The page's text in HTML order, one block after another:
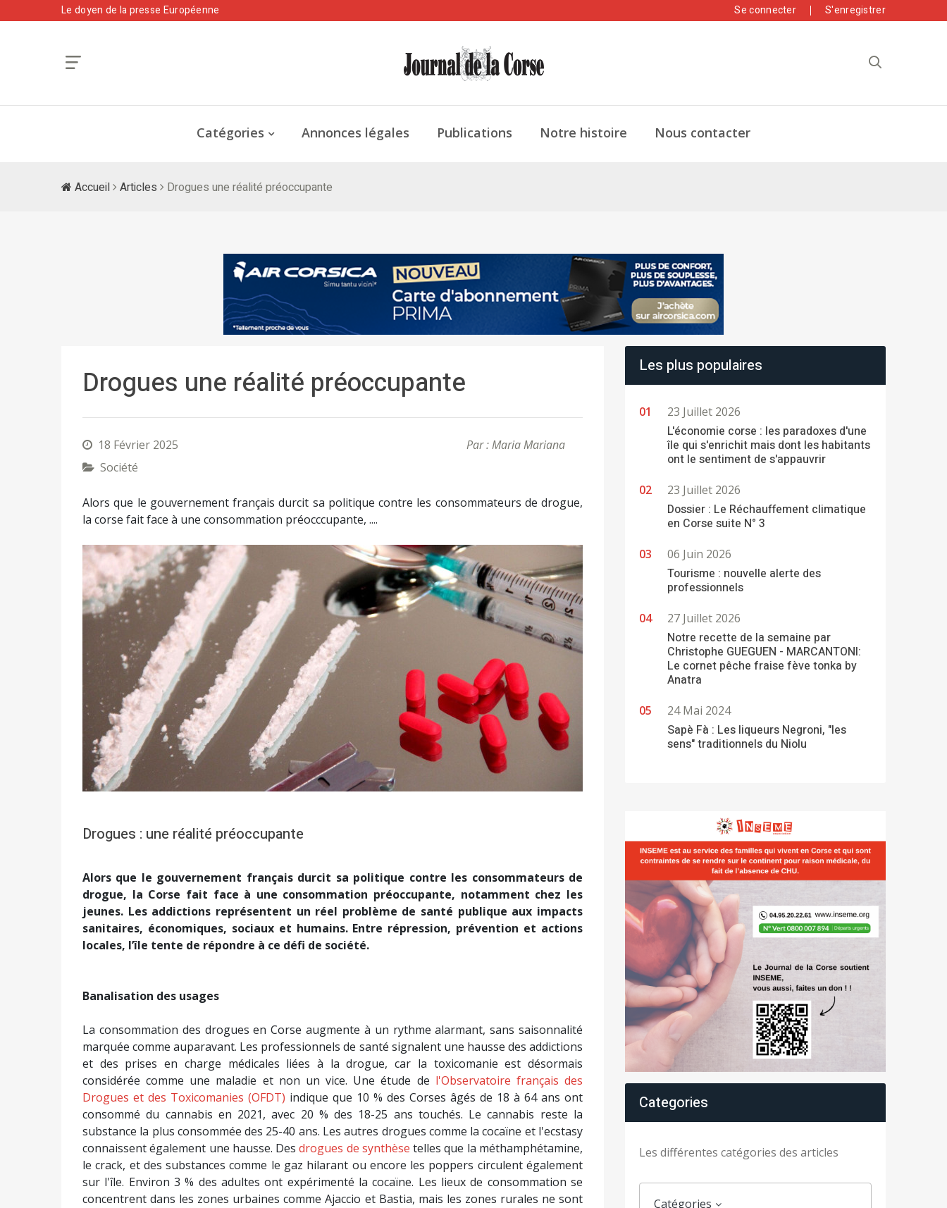
Le doyen de la presse Européenne Se connecter S'enregistrer
Catégories Annonces légales Publications Notre histoire Nous contacter
Accueil Articles Drogues une réalité préoccupante
Drogues une réalité préoccupante
18 Février 2025
Par : Maria Mariana
Société
Alors que le gouvernement français durcit sa politique contre les consommateurs de drogue,
la corse fait face à une consommation préocccupante, ....
Drogues : une réalité préoccupante
Alors que le gouvernement français durcit sa politique contre les consommateurs de
drogue, la Corse fait face à une consommation préoccupante, notamment chez les
jeunes. Les addictions représentent un réel problème de santé publique aux impacts
sanitaires, économiques, sociaux et humains. Entre répression, prévention et actions
locales, l’île tente de répondre à ce défi de société.
Banalisation des usages
La consommation des drogues en Corse augmente à un rythme alarmant, sans saisonnalité
marquée comme auparavant. Les professionnels de santé signalent une hausse des addictions
et des prises en charge médicales liées à la drogue, car la toxicomanie est désormais
considérée comme une maladie et non un vice. Une étude de l'Observatoire français des
Drogues et des Toxicomanies (OFDT) indique que 10 % des Corses âgés de 18 à 64 ans ont
consommé du cannabis en 2021, avec 20 % des 18-25 ans touchés. Le cannabis reste la
substance la plus consommée des 25-40 ans. Les autres drogues comme la cocaïne et l'ecstasy
connaissent également une hausse. Desdrogues de synthèse telles que la méthamphétamine,
le crack, et des substances comme le gaz hilarant ou encore les poppers circulent également
sur l'île. Environ 3 % des adultes ont expérimenté la cocaïne. Les lieux de consommation se
concentrent dans les zones urbaines comme Ajaccio et Bastia, mais les zones rurales ne sont
Les plus populaires
23 Juillet 2026
L'économie corse : les paradoxes d'une
île qui s'enrichit mais dont les habitants
ont le sentiment de s'appauvrir
23 Juillet 2026
Dossier : Le Réchauffement climatique
en Corse suite N° 3
06 Juin 2026
Tourisme : nouvelle alerte des
professionnels
27 Juillet 2026
Notre recette de la semaine par
Christophe GUEGUEN - MARCANTONI:
Le cornet pêche fraise fève tonka by
Anatra
24 Mai 2024
Sapè Fà : Les liqueurs Negroni, "les
sens" traditionnels du Niolu
Categories
Les différentes catégories des articles
Catégories